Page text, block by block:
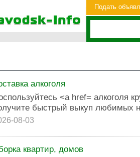
Подать
алкоголя
<a href= алкоголя
быстрый выкуп любимых
08-03
квартир, домов